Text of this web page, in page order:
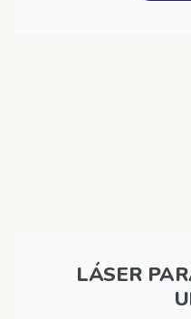
LÁSER